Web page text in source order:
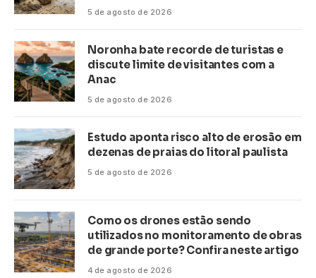
5 de agosto de 2026
Noronha bate recorde de turistas e
discute limite de visitantes com a
Anac
5 de agosto de 2026
Estudo aponta risco alto de erosão em
dezenas de praias do litoral paulista
5 de agosto de 2026
Como os drones estão sendo
utilizados no monitoramento de obras
de grande porte? Confira neste artigo
4 de agosto de 2026